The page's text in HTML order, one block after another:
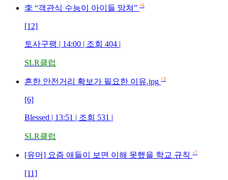
李 “객관식 수능이 아이들 망쳐” +6
[12]
토사구팽 | 14:00 | 조회 404 |
SLR클럽
흔한 안전거리 확보가 필요한 이유.jpg +3
[6]
Blessed | 13:51 | 조회 531 |
SLR클럽
[유머] 요즘 애들이 보면 이해 못했을 학교 규칙 +7
[11]